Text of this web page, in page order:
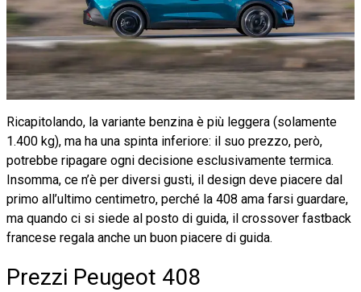
Ricapitolando, la variante benzina è più leggera (solamente
1.400 kg), ma ha una spinta inferiore: il suo prezzo, però,
potrebbe ripagare ogni decisione esclusivamente termica.
Insomma, ce n’è per diversi gusti, il design deve piacere dal
primo all’ultimo centimetro, perché la 408 ama farsi guardare,
ma quando ci si siede al posto di guida, il crossover fastback
francese regala anche un buon piacere di guida.
Prezzi Peugeot 408